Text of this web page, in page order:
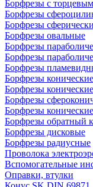
Борфрезы с
Борфрезы
Борфрезы
Борфрезы овальные
Борфрезы
Борфрезы
Борфрезы
Борфрезы
Борфрезы
Борфрезы
Борфрезы конические
Борфрезы обратный
Борфрезы дисковые
Борфрезы радиусные
Проволока
Вспомогательные
Оправки, втулки